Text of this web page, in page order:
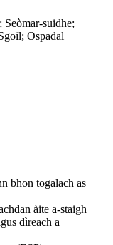
suidhe;
Ospadal
bhon togalach as
àite a-staigh
dìreach a